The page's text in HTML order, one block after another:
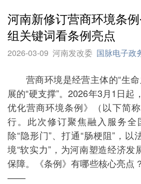
河南新修订营商环境条
组关键词看条例亮点
2026-03-09 河南发改委 国脉电子政
营商环境是经营主体的“生命
展的“硬支撑”。2026年3月1日起
优化营商环境条例》（以下简
行。此次修订聚焦融入服务全
除“隐形门”、打通“肠梗阻”，以
境“软实力”，为河南塑造经济发
保障。《条例》有哪些核心亮点
——